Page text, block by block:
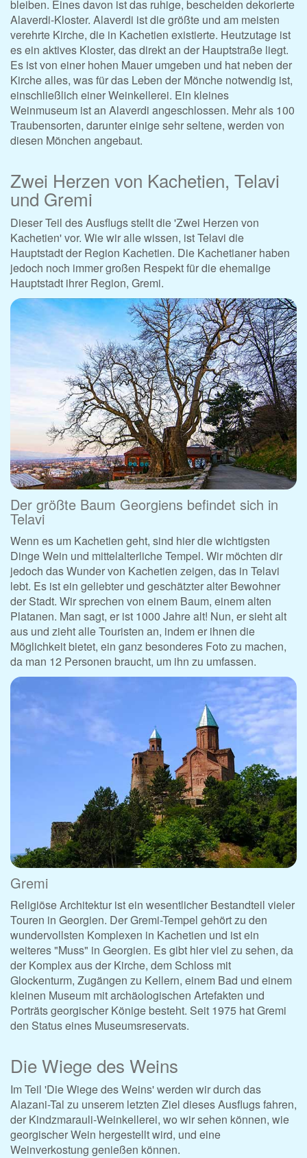
bleiben. Eines davon ist das ruhige, bescheiden dekorierte
Alaverdi-Kloster. Alaverdi ist die größte und am meisten
verehrte Kirche, die in Kachetien existierte. Heutzutage ist
es ein aktives Kloster, das direkt an der Hauptstraße liegt.
Es ist von einer hohen Mauer umgeben und hat neben der
Kirche alles, was für das Leben der Mönche notwendig ist,
einschließlich einer Weinkellerei. Ein kleines
Weinmuseum ist an Alaverdi angeschlossen. Mehr als 100
Traubensorten, darunter einige sehr seltene, werden von
diesen Mönchen angebaut.
Zwei Herzen von Kachetien, Telavi
und Gremi
Dieser Teil des Ausflugs stellt die 'Zwei Herzen von
Kachetien' vor. Wie wir alle wissen, ist Telavi die
Hauptstadt der Region Kachetien. Die Kachetianer haben
jedoch noch immer großen Respekt für die ehemalige
Hauptstadt ihrer Region, Gremi.
Der größte Baum Georgiens befindet sich in
Telavi
Wenn es um Kachetien geht, sind hier die wichtigsten
Dinge Wein und mittelalterliche Tempel. Wir möchten dir
jedoch das Wunder von Kachetien zeigen, das in Telavi
lebt. Es ist ein geliebter und geschätzter alter Bewohner
der Stadt. Wir sprechen von einem Baum, einem alten
Platanen. Man sagt, er ist 1000 Jahre alt! Nun, er sieht alt
aus und zieht alle Touristen an, indem er ihnen die
Möglichkeit bietet, ein ganz besonderes Foto zu machen,
da man 12 Personen braucht, um ihn zu umfassen.
Gremi
Religiöse Architektur ist ein wesentlicher Bestandteil vieler
Touren in Georgien. Der Gremi-Tempel gehört zu den
wundervollsten Komplexen in Kachetien und ist ein
weiteres "Muss" in Georgien. Es gibt hier viel zu sehen, da
der Komplex aus der Kirche, dem Schloss mit
Glockenturm, Zugängen zu Kellern, einem Bad und einem
kleinen Museum mit archäologischen Artefakten und
Porträts georgischer Könige besteht. Seit 1975 hat Gremi
den Status eines Museumsreservats.
Die Wiege des Weins
Im Teil 'Die Wiege des Weins' werden wir durch das
Alazani-Tal zu unserem letzten Ziel dieses Ausflugs fahren,
der Kindzmarauli-Weinkellerei, wo wir sehen können, wie
georgischer Wein hergestellt wird, und eine
Weinverkostung genießen können.